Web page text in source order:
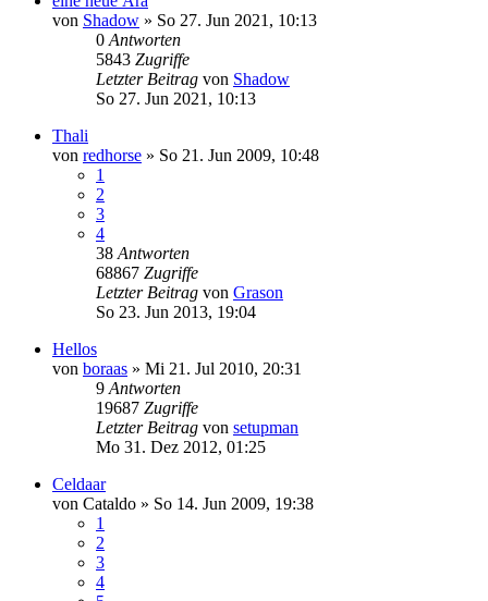
von Shadow » So 27. Jun 2021, 10:13
0 Antworten
5843 Zugriffe
Letzter Beitrag von Shadow
So 27. Jun 2021, 10:13
Thali
von redhorse » So 21. Jun 2009, 10:48
1
2
3
4
38 Antworten
68867 Zugriffe
Letzter Beitrag von Grason
So 23. Jun 2013, 19:04
Hellos
von boraas » Mi 21. Jul 2010, 20:31
9 Antworten
19687 Zugriffe
Letzter Beitrag von setupman
Mo 31. Dez 2012, 01:25
Celdaar
von Cataldo » So 14. Jun 2009, 19:38
1
2
3
4